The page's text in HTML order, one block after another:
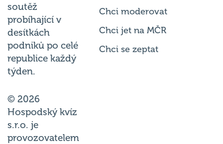
soutěž
probíhající v
desítkách
podniků po celé
republice každý
týden.
© 2026
Hospodský kvíz
s.r.o. je
provozovatelem
Chci moderovat
Chci jet na MČR
Chci se zeptat